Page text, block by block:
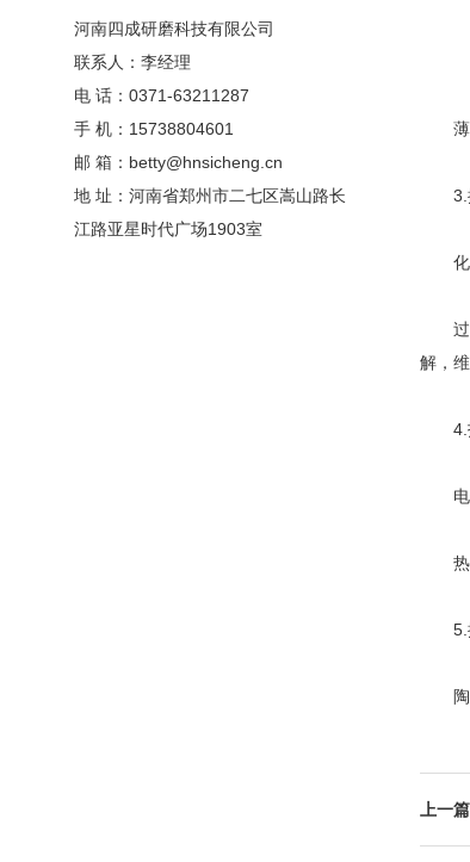
河南四成研磨科技有限公司
联系人：李经理
电 话：0371-63211287
手 机：15738804601
邮 箱：betty@hnsicheng.cn
地 址：河南省郑州市二七区嵩山路长
江路亚星时代广场1903室
薄板
3.提
化工
过滤
解，
4.拓
电子
热敏
5.推
陶瓷
上一